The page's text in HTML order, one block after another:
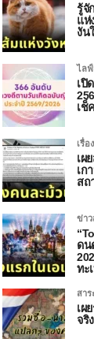
รู้จั
แห่
งัน
ไล
เปิ
เช็
เรื่อ
เผ
เก
สถ
ข่า
ดน
ทะ
สา
เผ
จริ